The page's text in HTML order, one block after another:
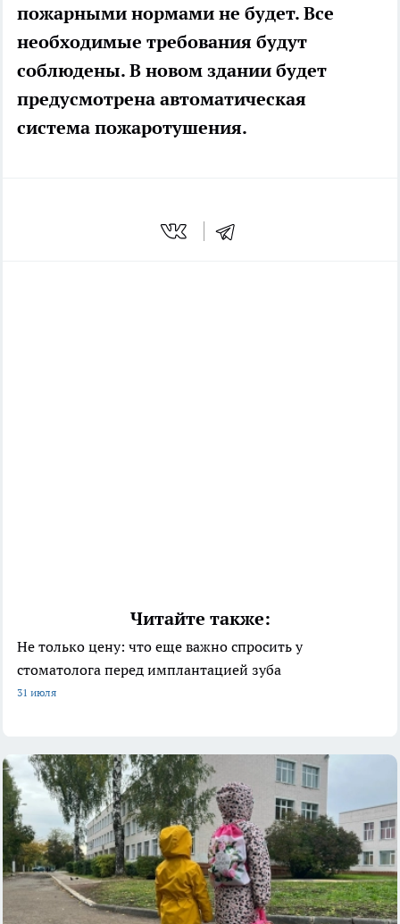
пожарными нормами не будет. Все
необходимые требования будут
соблюдены. В новом здании будет
предусмотрена автоматическая
система пожаротушения.
Читайте также:
Не только цену: что еще важно спросить у
стоматолога перед имплантацией зуба
31 июля